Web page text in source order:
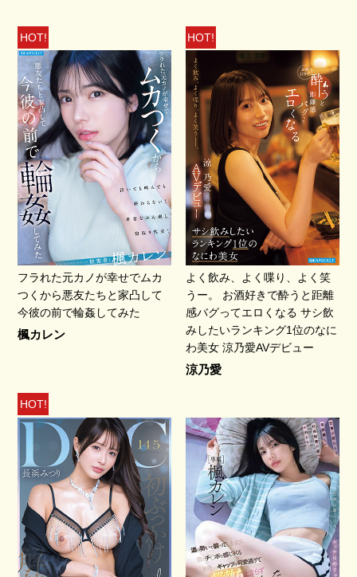
HOT!
フラれた元カノが幸せでムカ
つくから悪友たちと家凸して
今彼の前で輪姦してみた
楓カレン
HOT!
よく飲み、よく喋り、よく笑
うー。 お酒好きで酔うと距離
感バグってエロくなる サシ飲
みしたいランキング1位のなに
わ美女 涼乃愛AVデビュー
涼乃愛
HOT!